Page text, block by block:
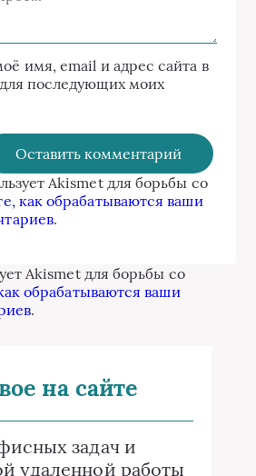
имя, email и адрес сайта в
последующих моих
Akismet для борьбы со
как обрабатываются ваши
.
Akismet для борьбы со
обрабатываются ваши
.
на сайте
задач и
удаленной работы